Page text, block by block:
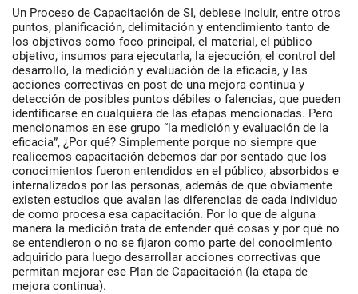
Un Proceso de Capacitación de SI, debiese incluir, entre otros
puntos, planificación, delimitación y entendimiento tanto de
los objetivos como foco principal, el material, el público
objetivo, insumos para ejecutarla, la ejecución, el control del
desarrollo, la medición y evaluación de la eficacia, y las
acciones correctivas en post de una mejora continua y
detección de posibles puntos débiles o falencias, que pueden
identificarse en cualquiera de las etapas mencionadas. Pero
mencionamos en ese grupo “la medición y evaluación de la
eficacia”, ¿Por qué? Simplemente porque no siempre que
realicemos capacitación debemos dar por sentado que los
conocimientos fueron entendidos en el público, absorbidos e
internalizados por las personas, además de que obviamente
existen estudios que avalan las diferencias de cada individuo
de como procesa esa capacitación. Por lo que de alguna
manera la medición trata de entender qué cosas y por qué no
se entendieron o no se fijaron como parte del conocimiento
adquirido para luego desarrollar acciones correctivas que
permitan mejorar ese Plan de Capacitación (la etapa de
mejora continua).